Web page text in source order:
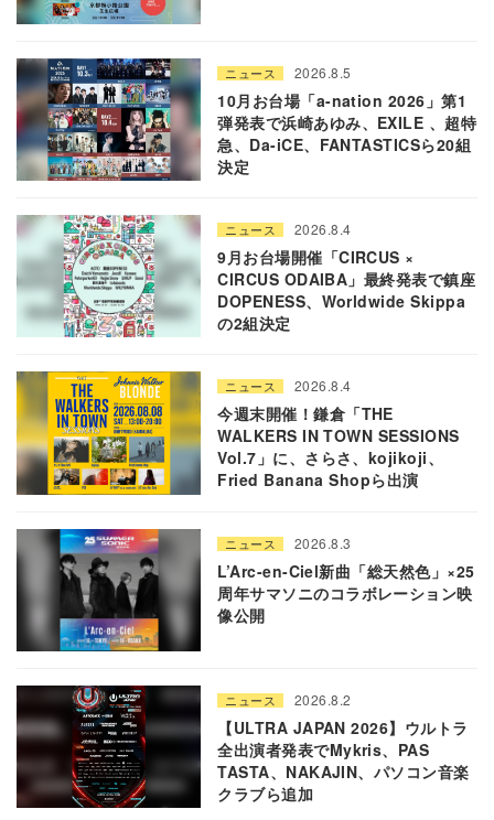
ニュース 2026.8.5
10月お台場「a-nation 2026」第1
弾発表で浜崎あゆみ、EXILE 、超特
急、Da-iCE、FANTASTICSら20組
決定
ニュース 2026.8.4
9月お台場開催「CIRCUS ×
CIRCUS ODAIBA」最終発表で鎮座
DOPENESS、Worldwide Skippa
の2組決定
ニュース 2026.8.4
今週末開催！鎌倉「THE
WALKERS IN TOWN SESSIONS
Vol.7」に、さらさ、kojikoji、
Fried Banana Shopら出演
ニュース 2026.8.3
L’Arc-en-Ciel新曲「総天然色」×25
周年サマソニのコラボレーション映
像公開
ニュース 2026.8.2
【ULTRA JAPAN 2026】ウルトラ
全出演者発表でMykris、PAS
TASTA、NAKAJIN、パソコン音楽
クラブら追加